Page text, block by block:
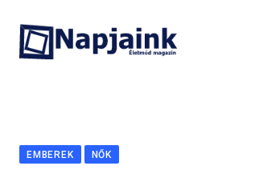
content
EMBEREK NŐK